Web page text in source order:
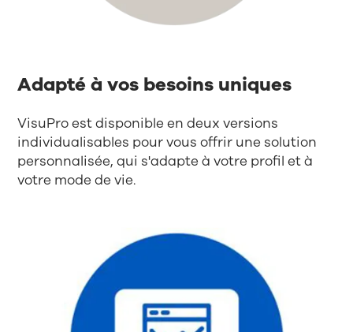
Adapté à vos besoins uniques
VisuPro est disponible en deux versions
individualisables pour vous offrir une solution
personnalisée, qui s'adapte à votre profil et à
votre mode de vie.